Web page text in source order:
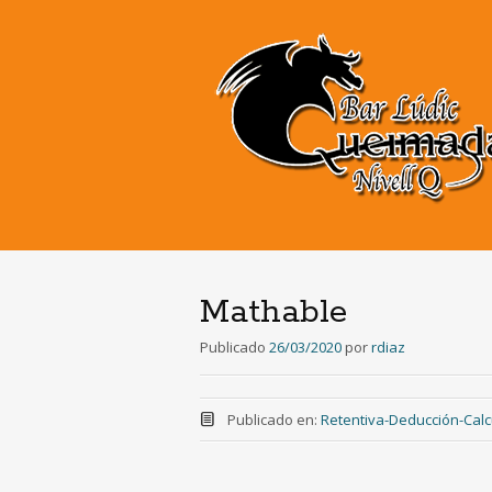
Mathable
Publicado 26/03/2020 porrdiaz
Publicado en: Retentiva-Deducción-